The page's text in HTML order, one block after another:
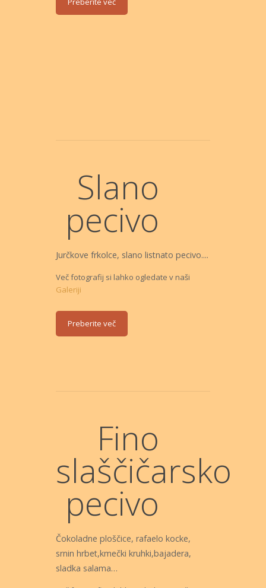
Slano
pecivo
Jurčkove frkolce, slano listnato pecivo....
Več fotografij si lahko ogledate v naši
Galeriji
Preberite več
Fino
slaščičarsko
pecivo
Čokoladne ploščice, rafaelo kocke,
srnin hrbet,kmečki kruhki,bajadera,
sladka salama…